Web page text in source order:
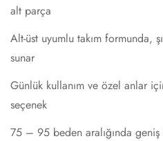
alt parça
Alt-üst uyumlu takım formunda,
sunar
Günlük kullanım ve özel anlar
seçenek
75 – 95 beden aralığında